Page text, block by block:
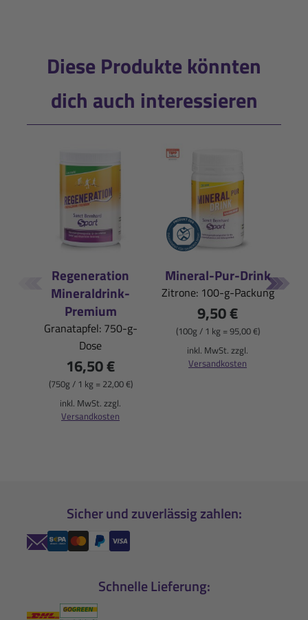
Diese Produkte könnten
dich auch interessieren
Regeneration
Mineraldrink-
Premium
Granatapfel: 750-g-
Dose
16,50 €
(750g / 1 kg = 22,00 €)
inkl. MwSt. zzgl.
Versandkosten
Mineral-Pur-Drink
Zitrone: 100-g-Packung
9,50 €
(100g / 1 kg = 95,00 €)
inkl. MwSt. zzgl.
Versandkosten
Sicher und zuverlässig zahlen:
Schnelle Lieferung: